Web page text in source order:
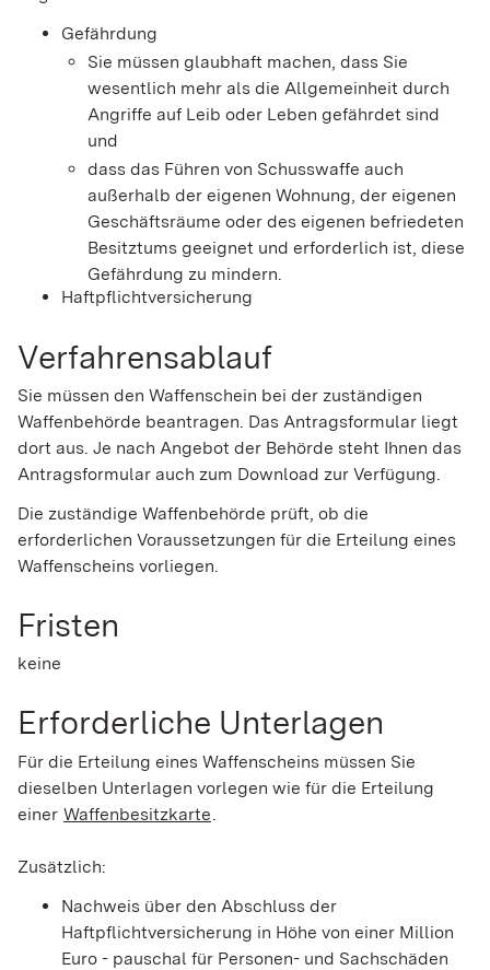
Gefährdung
Sie müssen glaubhaft machen, dass Sie
wesentlich mehr als die Allgemeinheit durch
Angriffe auf Leib oder Leben gefährdet sind
und
dass das Führen von Schusswaffe auch
außerhalb der eigenen Wohnung, der eigenen
Geschäftsräume oder des eigenen befriedeten
Besitztums geeignet und erforderlich ist, diese
Gefährdung zu mindern.
Haftpflichtversicherung
Verfahrensablauf
Sie müssen den Waffenschein bei der zuständigen
Waffenbehörde beantragen. Das Antragsformular liegt
dort aus. Je nach Angebot der Behörde steht Ihnen das
Antragsformular auch zum Download zur Verfügung.
Die zuständige Waffenbehörde prüft, ob die
erforderlichen Voraussetzungen für die Erteilung eines
Waffenscheins vorliegen.
Fristen
keine
Erforderliche Unterlagen
Für die Erteilung eines Waffenscheins müssen Sie
dieselben Unterlagen vorlegen wie für die Erteilung
einer Waffenbesitzkarte
Zusätzlich:
Nachweis über den Abschluss der
Haftpflichtversicherung in Höhe von einer Million
Euro - pauschal für Personen- und Sachschäden